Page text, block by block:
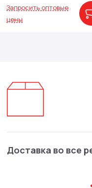
Запросить оптовые
цены
Доставка во все